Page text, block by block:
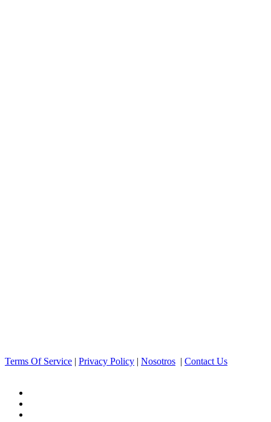
Terms Of Service | Privacy Policy | Nosotros | Contact Us